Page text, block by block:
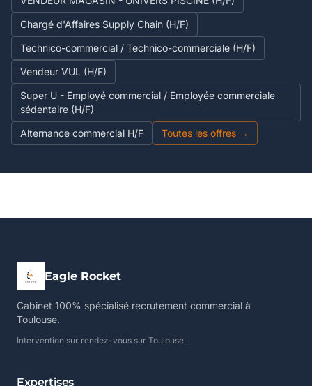
Chargé d'Affaires Supply Chain (H/F)
Technico-commercial / Technico-commerciale (H/F)
Vendeur VUL (H/F)
Super U - Employé commercial / Employée commerciale
sédentaire (H/F)
Alternance commercial H/F
Toutes les offres →
Eagle Rocket
Cabinet 100% spécialisé recrutement commercial à
Toulouse.
Intervention sur rendez-vous sur Toulouse.
Expertises